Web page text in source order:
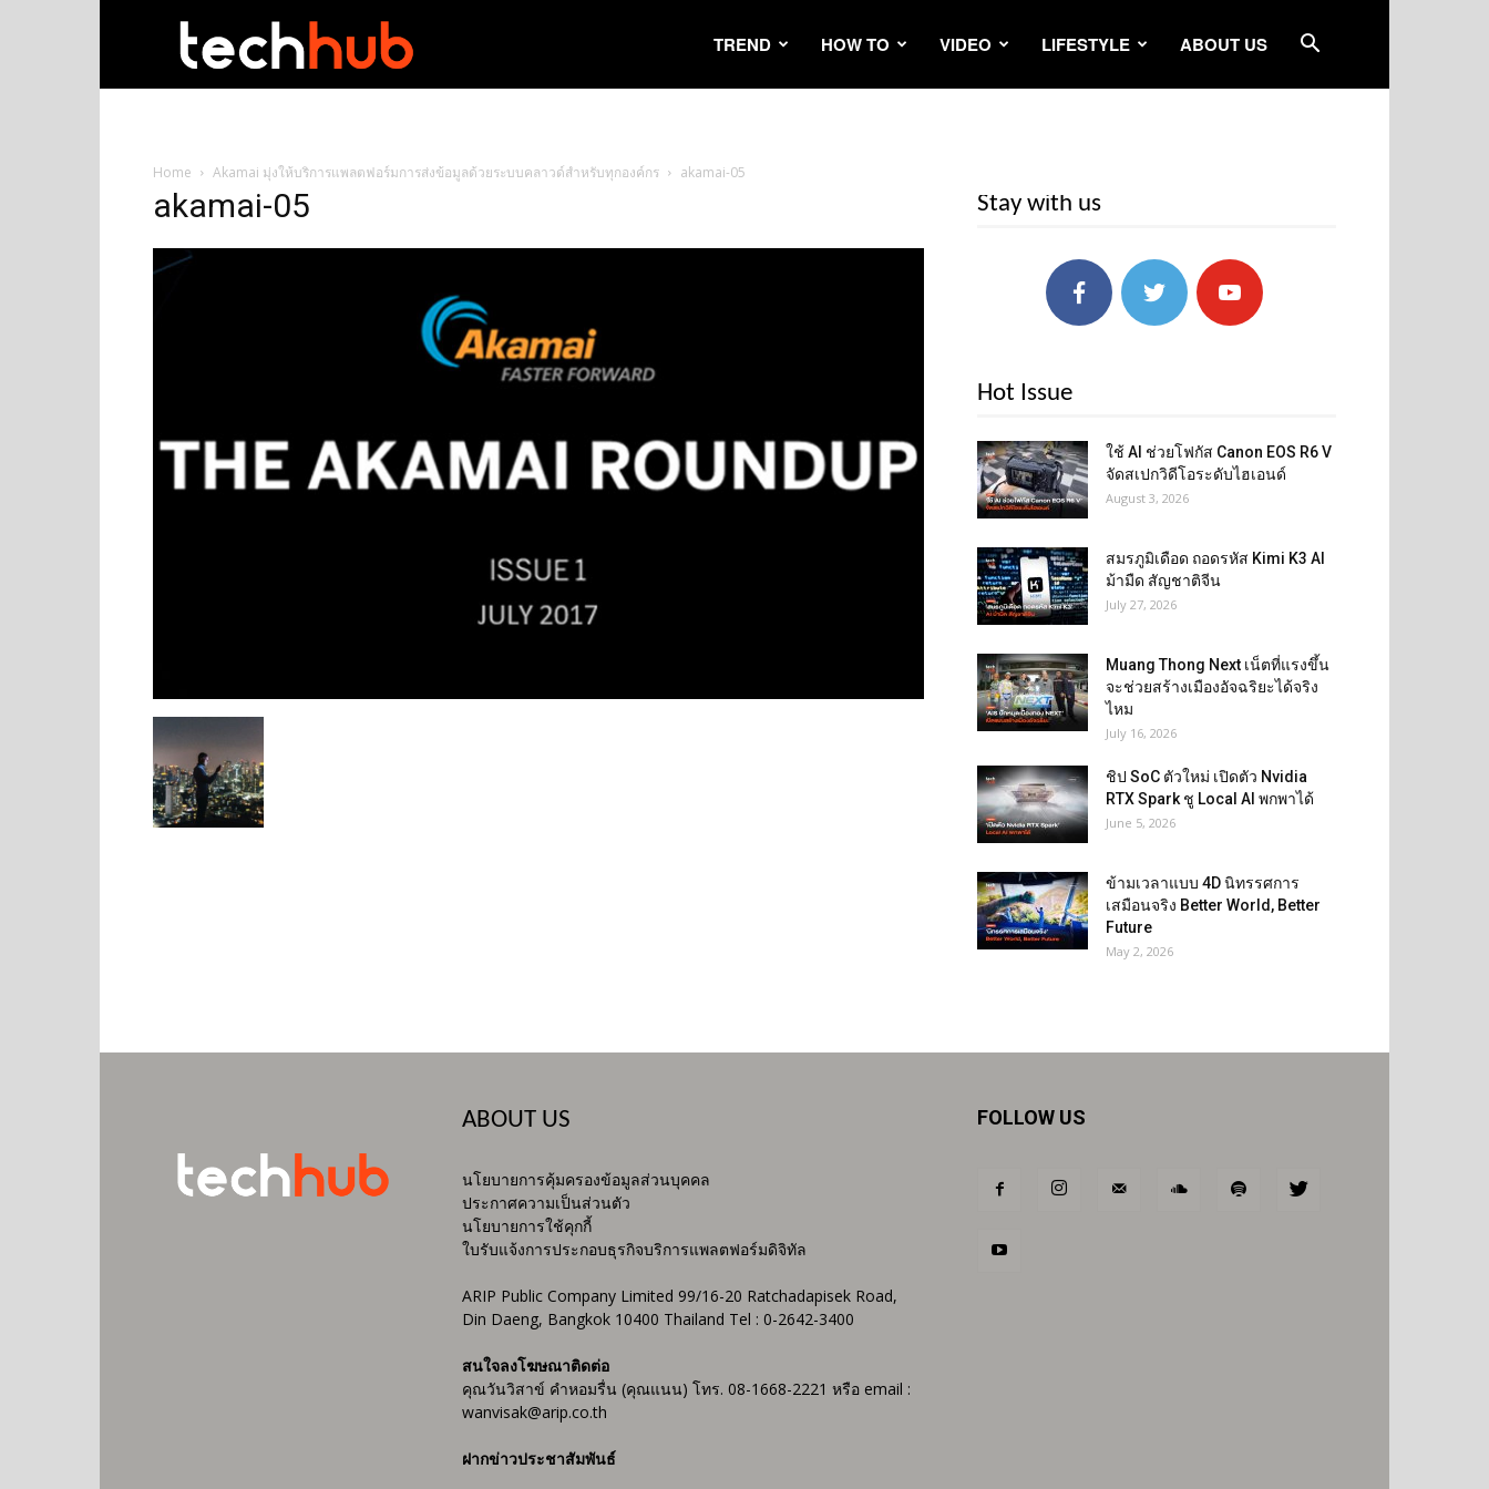
TREND HOW TO VIDEO LIFESTYLE ABOUT US
Home Akamai มุ่งให้บริการแพลตฟอร์มการส่งข้อมูลด้วยระบบคลาวด์สำหรับทุกองค์กร akamai-05
akamai-05 Stay with us
Hot Issue
ใช้ AI ช่วยโฟกัส Canon EOS R6 V
จัดสเปกวิดีโอระดับไฮเอนด์
August 3, 2026
สมรภูมิเดือด ถอดรหัส Kimi K3 AI
ม้ามืด สัญชาติจีน
July 27, 2026
Muang Thong Next เน็ตที่แรงขึ้น
จะช่วยสร้างเมืองอัจฉริยะได้จริง
ไหม
July 16, 2026
ชิป SoC ตัวใหม่ เปิดตัว Nvidia
RTX Spark ชู Local AI พกพาได้
June 5, 2026
ข้ามเวลาแบบ 4D นิทรรศการ
เสมือนจริง Better World, Better
Future
May 2, 2026
ABOUT US
นโยบายการคุ้มครองข้อมูลส่วนบุคคล
ประกาศความเป็นส่วนตัว
นโยบายการใช้คุกกี้
ใบรับแจ้งการประกอบธุรกิจบริการแพลตฟอร์มดิจิทัล
ARIP Public Company Limited 99/16-20 Ratchadapisek Road,
Din Daeng, Bangkok 10400 Thailand Tel : 0-2642-3400
สนใจลงโฆษณาติดต่อ
คุณวันวิสาข์ คำหอมรื่น (คุณแนน) โทร. 08-1668-2221 หรือ email :
wanvisak@arip.co.th
ฝากข่าวประชาสัมพันธ์
FOLLOW US